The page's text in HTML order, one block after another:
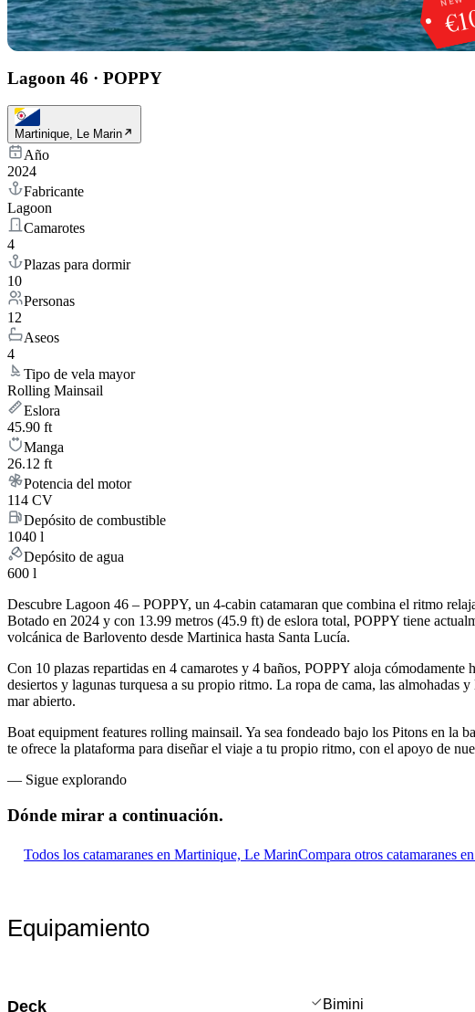
Lagoon 46 · POPPY
Martinique, Le Marin
Año
2024
Fabricante
Lagoon
Camarotes
4
Plazas para dormir
10
Personas
12
Aseos
4
Tipo de vela mayor
Rolling Mainsail
Eslora
45.90 ft
Manga
26.12 ft
Potencia del motor
114 CV
Depósito de combustible
1040 l
Depósito de agua
600 l
Descubre Lagoon 46 – POPPY, un 4-cabin catamaran que combina el ritmo
Botado en 2024 y con 13.99 metros (45.9 ft) de eslora total, POPPY tiene
volcánica de Barlovento desde Martinica hasta Santa Lucía.
Con 10 plazas repartidas en 4 camarotes y 4 baños, POPPY aloja
desiertos y lagunas turquesa a su propio ritmo. La ropa de cama, las almohadas
mar abierto.
Boat equipment features rolling mainsail. Ya sea fondeado bajo los Pitons en
te ofrece la plataforma para diseñar el viaje a tu propio ritmo, con el apoyo de
— Sigue explorando
Dónde mirar a continuación.
Todos los catamaranes en Martinique, Le MarinCompara otros catamaranes
Equipamiento
Deck Bimini